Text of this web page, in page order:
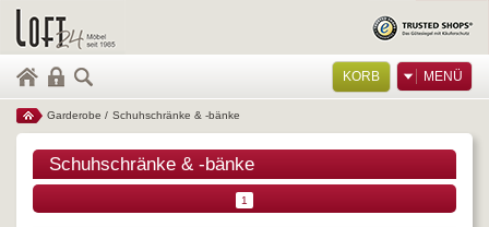
KORB MENÜ
Garderobe / Schuhschränke & -bänke
Schuhschränke & -bänke
1